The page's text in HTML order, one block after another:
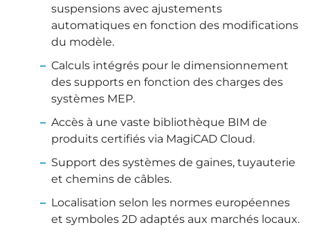
suspensions avec ajustements
automatiques en fonction des modifications
du modèle.
Calculs intégrés pour le dimensionnement
des supports en fonction des charges des
systèmes MEP.
Accès à une vaste bibliothèque BIM de
produits certifiés via MagiCAD Cloud.
Support des systèmes de gaines, tuyauterie
et chemins de câbles.
Localisation selon les normes européennes
et symboles 2D adaptés aux marchés locaux.